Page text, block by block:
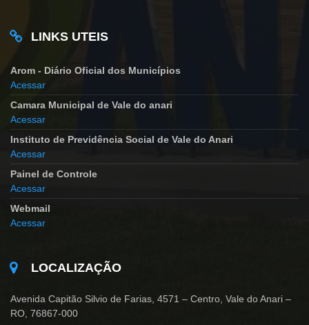
LINKS UTEIS
Arom - Diário Oficial dos Municípios
Acessar
Camara Municipal de Vale do anari
Acessar
Instituto de Previdência Social de Vale do Anari
Acessar
Painel de Controle
Acessar
Webmail
Acessar
LOCALIZAÇÃO
Avenida Capitão Silvio de Farias, 4571 – Centro, Vale do Anari –
RO, 76867-000